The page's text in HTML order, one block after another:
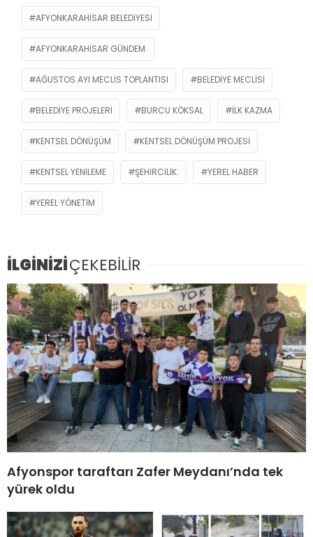
AFYONKARAHISAR BELEDIYESI
AFYONKARAHISAR GÜNDEM.
AĞUSTOS AYI MECLIS TOPLANTISI BELEDIYE MECLISI
BELEDIYE PROJELERI BURCU KÖKSAL ILK KAZMA
KENTSEL DÖNÜŞÜM KENTSEL DÖNÜŞÜM PROJESI
KENTSEL YENILEME ŞEHIRCILIK. YEREL HABER
YEREL YÖNETIM
İLGİNİZİÇEKEBİLİR
Afyonspor taraftarı Zafer Meydanı’nda tek
yürek oldu